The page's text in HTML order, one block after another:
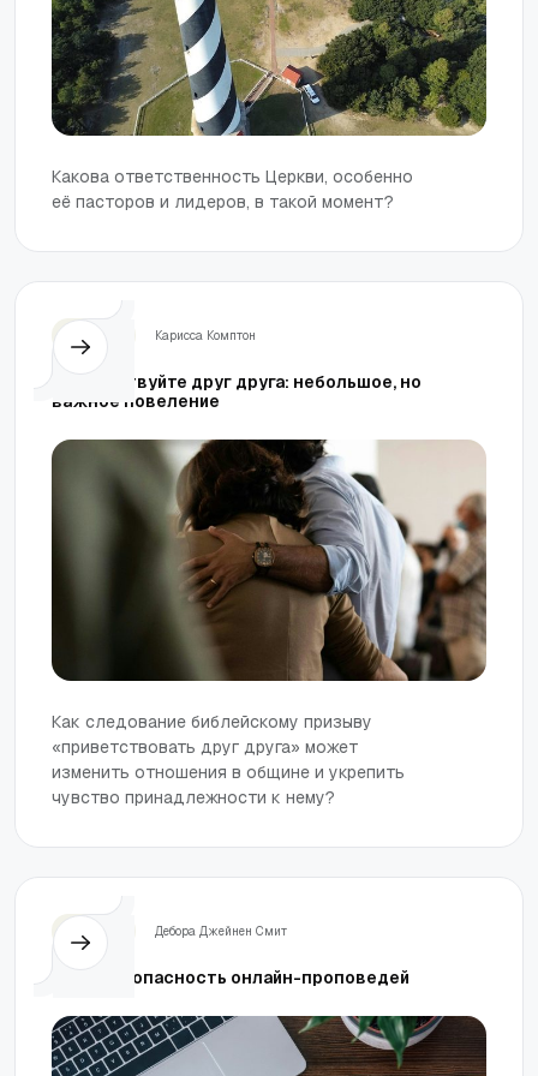
Какова ответственность Церкви, особенно
её пасторов и лидеров, в такой момент?
Карисса Комптон
Приветствуйте друг друга: небольшое, но
важное повеление
Как следование библейскому призыву
«приветствовать друг друга» может
изменить отношения в общине и укрепить
чувство принадлежности к нему?
Дебора Джейнен Смит
Скрытая опасность онлайн-проповедей